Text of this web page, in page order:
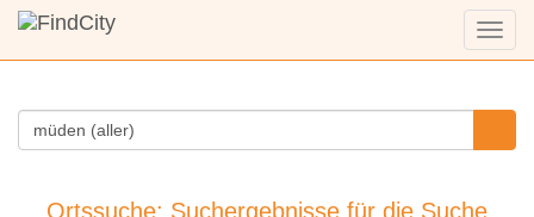
Menü
Ortssuche: Suchergebnisse für die Suche